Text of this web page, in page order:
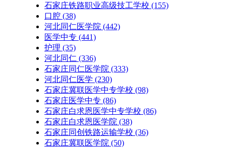
石家庄铁路职业高级技工学校 (155)
口腔 (38)
河北同仁医学院 (442)
医学中专 (441)
护理 (35)
河北同仁 (336)
石家庄同仁医学院 (333)
河北同仁医学 (230)
石家庄冀联医学中专学校 (98)
石家庄医学中专 (86)
石家庄白求恩医学中专学校 (86)
石家庄白求恩医学院 (38)
石家庄同创铁路运输学校 (36)
石家庄冀联医学院 (50)